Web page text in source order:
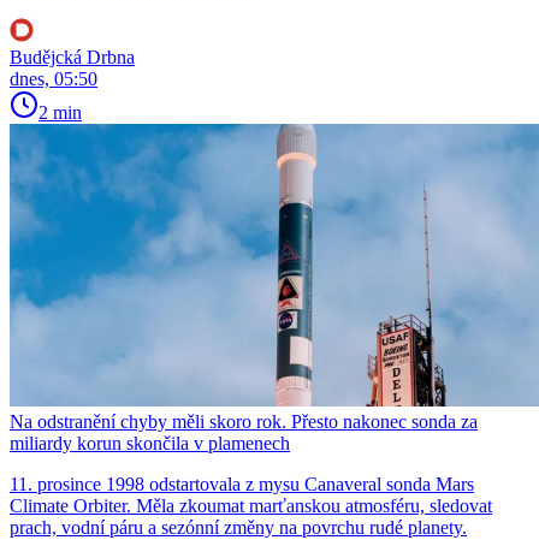
Budějcká Drbna
dnes, 05:50
2 min
Na odstranění chyby měli skoro rok. Přesto nakonec sonda za
miliardy korun skončila v plamenech
11. prosince 1998 odstartovala z mysu Canaveral sonda Mars
Climate Orbiter. Měla zkoumat marťanskou atmosféru, sledovat
prach, vodní páru a sezónní změny na povrchu rudé planety.